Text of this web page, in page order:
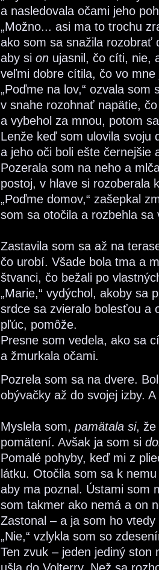
a nasledovala očami jeho
„Možno... asi ma to trochu
ako som sa snažila rozobrať
aby si on ujasnil, čo cíti, nie,
veľmi dobre cítila, čo vo
„Poďme na lov,“ ozvala
v snahe rozohnať napätie,
a vybehol za mnou, potom
Lenže keď som ulovila svoju
a jeho oči boli ešte černejšie
Pozerala som na neho a
postoj, v hlave si rozoberala
„Poďme domov,“ zašepkal
som sa otočila a rozbehla sa
Zastavila som sa až na
čo urobí. Všade bola tma a
štvanci, čo bežali po
„Marie,“ vydýchol, akoby sa
srdce sa zvieralo bolesťou a
pľúc, pomôže.
Presne som vedela, ako sa
a žmurkala očami.
Pozrela som sa na dvere.
obývačky až do svojej izby.
Myslela som, pamätala si, že
pomätení. Avšak ja som si
Pomalé pohyby, keď mi z
látku. Otočila som sa k
aby ma poznal. Ústami som
som takmer ako nemá a on
Zastonal – a ja som ho
„Nie,“ vzlykla som so
Ten zvuk – jeden jediný